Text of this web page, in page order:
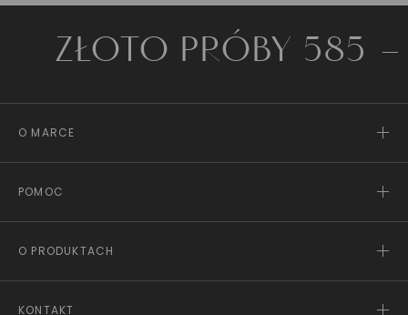
PRÓBY 585
O MARCE
POMOC
O PRODUKTACH
KONTAKT